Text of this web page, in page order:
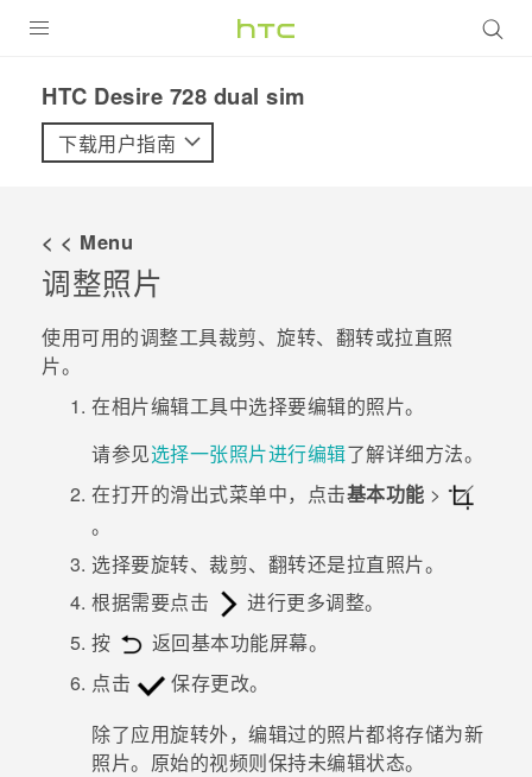
VIVE
支持帮助
在线客服
HTC Desire 728 dual sim‎
下载用户指南
< < Menu
调整照片
使用可用的调整工具裁剪、旋转、翻转或拉直照
片。
在相片编辑工具中选择要编辑的照片。
请参见选择一张照片进行编辑了解详细方法。
在打开的滑出式菜单中，点击基本功能 >
。
选择要旋转、裁剪、翻转还是拉直照片。
根据需要点击
进行更多调整。
按
返回基本功能屏幕。
点击
保存更改。
除了应用旋转外，编辑过的照片都将存储为新
照片。原始的视频则保持未编辑状态。